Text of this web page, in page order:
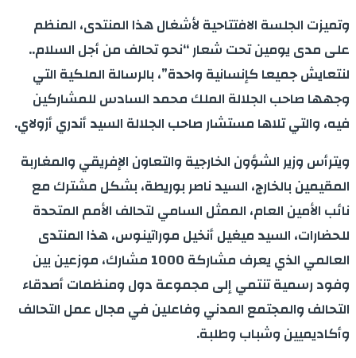
وتميزت الجلسة الافتتاحية لأشغال هذا المنتدى، المنظم
على مدى يومين تحت شعار “نحو تحالف من أجل السلام..
لنتعايش جميعا كإنسانية واحدة”، بالرسالة الملكية التي
وجهها صاحب الجلالة الملك محمد السادس للمشاركين
فيه، والتي تلاها مستشار صاحب الجلالة السيد أندري أزولاي.
ويترأس وزير الشؤون الخارجية والتعاون الإفريقي والمغاربة
المقيمين بالخارج، السيد ناصر بوريطة، بشكل مشترك مع
نائب الأمين العام، الممثل السامي لتحالف الأمم المتحدة
للحضارات، السيد ميغيل أنخيل موراتينوس، هذا المنتدى
العالمي الذي يعرف مشاركة 1000 مشارك، موزعين بين
وفود رسمية تنتمي إلى مجموعة دول ومنظمات أصدقاء
التحالف والمجتمع المدني وفاعلين في مجال عمل التحالف
وأكاديميين وشباب وطلبة.